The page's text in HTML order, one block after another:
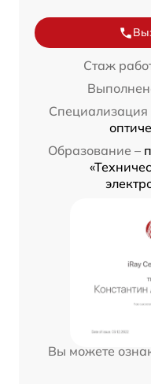
Стаж
Специализация
Образование –
Вы можете